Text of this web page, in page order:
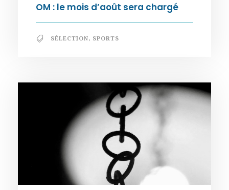
OM : le mois d’août sera chargé
SÉLECTION, SPORTS